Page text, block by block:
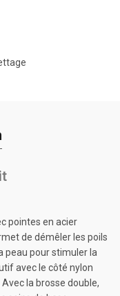
pointes en acier
de démêler les poils
peau pour stimuler la
avec le côté nylon
la brosse double,